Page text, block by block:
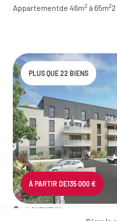
Appartementde 46m2 à 65m2
À PARTIR DE135 000 €
PLUS QUE 22 BIENS
LANGUEUX